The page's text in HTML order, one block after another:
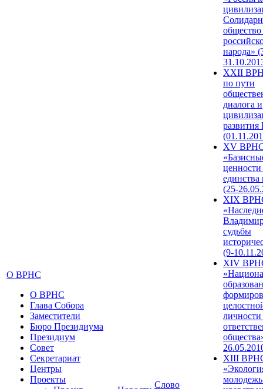
О ВРНС
О ВРНС
Глава Собора
Заместители
Бюро Президиума
Президиум
Совет
Секретариат
Центры
Проекты
Слово
народа»
XXII
по пути
диалога и
развития
XV
единства
(25-
XIX
судьбы
(9-
XIV
XIII